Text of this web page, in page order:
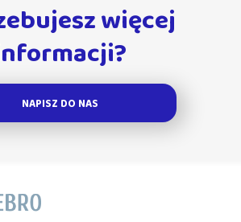
więcej
NAPISZ DO NAS